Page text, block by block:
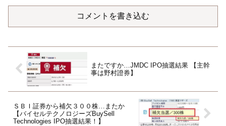
コメントを書き込む
またですか…JMDC IPO抽選結果 【主幹
事は野村證券】
ＳＢＩ証券から補欠３００株…またか
【バイセルテクノロジーズBuySell
Technologies IPO抽選結果！】